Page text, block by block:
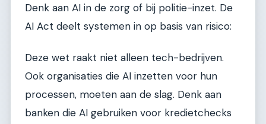
Denk aan AI in de zorg of bij politie-inzet. De
AI Act deelt systemen in op basis van risico:
Deze wet raakt niet alleen tech-bedrijven.
Ook organisaties die AI inzetten voor hun
processen, moeten aan de slag. Denk aan
banken die AI gebruiken voor kredietchecks